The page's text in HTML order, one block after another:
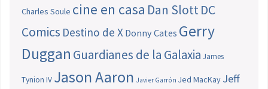
Charles Soule cine en casa Dan SlottDC
Comics Destino de X Donny Cates Gerry
Duggan Guardianes de la Galaxia James
Tynion IV Jason Aaron Javier Garrón Jed MacKay Jeff